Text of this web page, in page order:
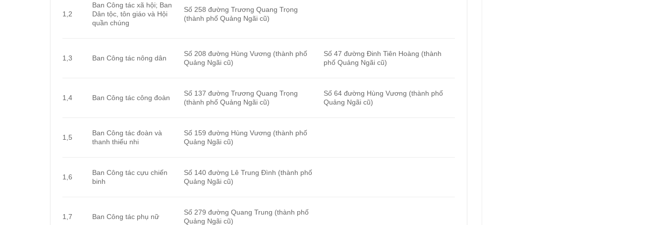
1,2
Ban Công tác xã hội; Ban
Dân tộc, tôn giáo và Hội
quần chúng
Số 258 đường Trương Quang Trọng
(thành phố Quảng Ngãi cũ)
1,3 Ban Công tác nông dân
Số 208 đường Hùng Vương (thành phố
Quảng Ngãi cũ)
Số 47 đường Đinh Tiên Hoàng (thành
phố Quảng Ngãi cũ)
1,4 Ban Công tác công đoàn
Số 137 đường Trương Quang Trọng
(thành phố Quảng Ngãi cũ)
Số 64 đường Hùng Vương (thành phố
Quảng Ngãi cũ)
1,5
Ban Công tác đoàn và
thanh thiếu nhi
Số 159 đường Hùng Vương (thành phố
Quảng Ngãi cũ)
1,6
Ban Công tác cựu chiến
binh
Số 140 đường Lê Trung Đình (thành phố
Quảng Ngãi cũ)
1,7 Ban Công tác phụ nữ
Số 279 đường Quang Trung (thành phố
Quảng Ngãi cũ)